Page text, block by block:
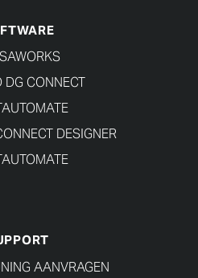
DG CONNECT
DESIGNER
AANVRAGEN